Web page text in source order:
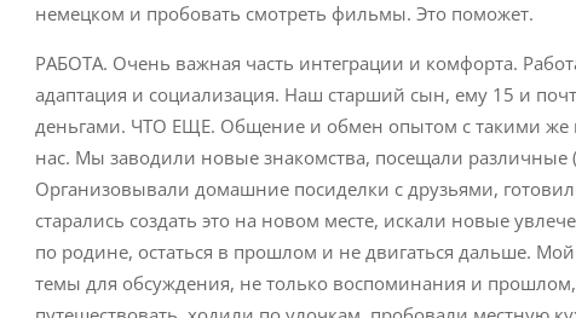
немецком и пробовать смотреть фильмы. Это поможет.
РАБОТА. Очень важная часть интеграции и комфорта.
адаптация и социализация. Наш старший сын, ему 15 и
деньгами. ЧТО ЕЩЕ. Общение и обмен опытом с такими же
нас. Мы заводили новые знакомства, посещали
Организовывали домашние посиделки с друзьями,
старались создать это на новом месте, искали новые
по родине, остаться в прошлом и не двигаться дальше. Мой
темы для обсуждения, не только воспоминания и